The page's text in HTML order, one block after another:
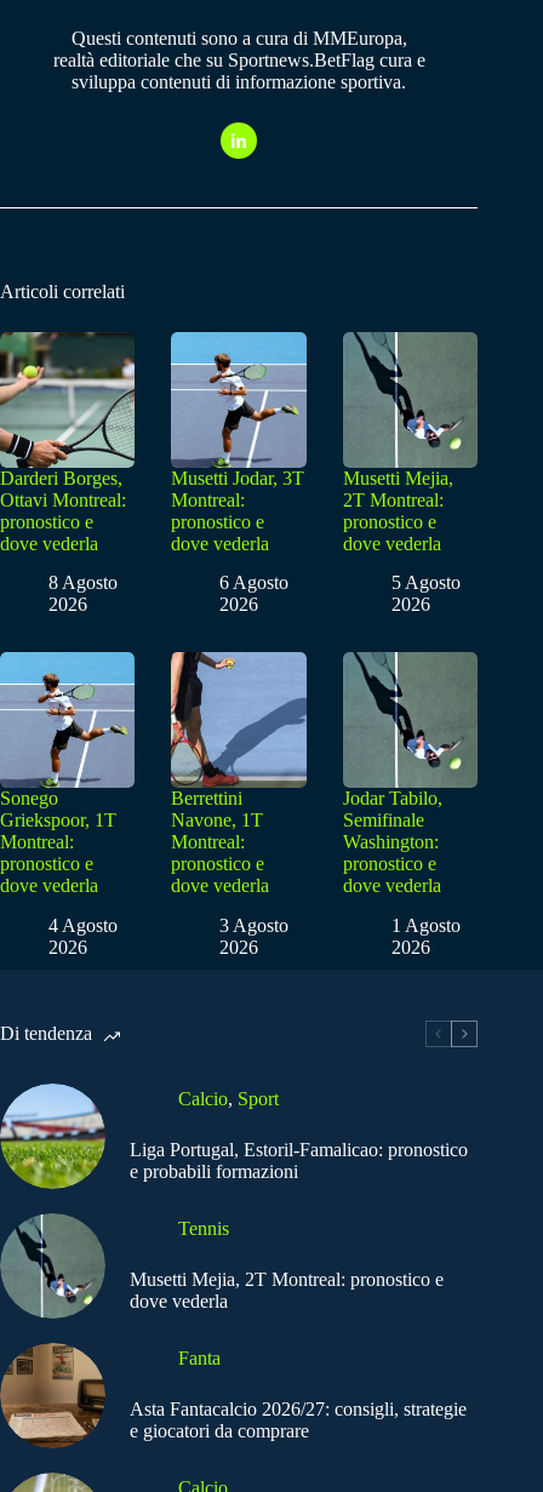
Questi contenuti sono a cura di MMEuropa,
realtà editoriale che su Sportnews.BetFlag cura e
sviluppa contenuti di informazione sportiva.
Articoli correlati
Darderi Borges,
Ottavi Montreal:
pronostico e
dove vederla
8 Agosto
2026
Musetti Jodar, 3T
Montreal:
pronostico e
dove vederla
6 Agosto
2026
Musetti Mejia,
2T Montreal:
pronostico e
dove vederla
5 Agosto
2026
Sonego
Griekspoor, 1T
Montreal:
pronostico e
dove vederla
4 Agosto
2026
Berrettini
Navone, 1T
Montreal:
pronostico e
dove vederla
3 Agosto
2026
Jodar Tabilo,
Semifinale
Washington:
pronostico e
dove vederla
1 Agosto
2026
Di tendenza
Calcio, Sport
Liga Portugal, Estoril-Famalicao: pronostico
e probabili formazioni
Tennis
Musetti Mejia, 2T Montreal: pronostico e
dove vederla
Fanta
Asta Fantacalcio 2026/27: consigli, strategie
e giocatori da comprare